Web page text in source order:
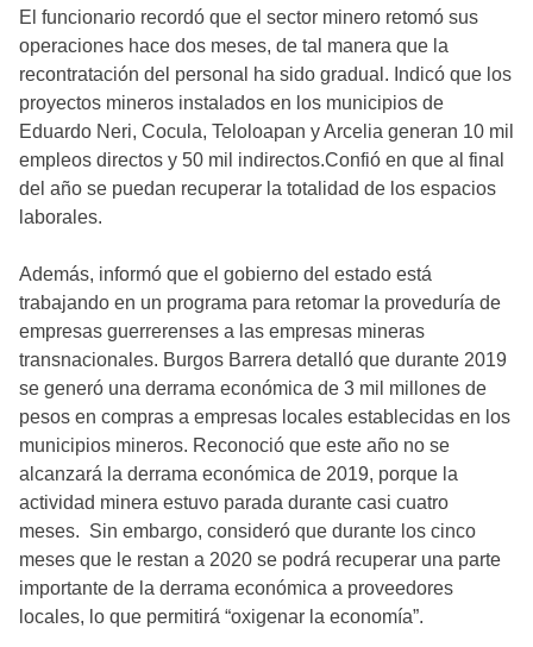
El funcionario recordó que el sector minero retomó sus
operaciones hace dos meses, de tal manera que la
recontratación del personal ha sido gradual. Indicó que los
proyectos mineros instalados en los municipios de
Eduardo Neri, Cocula, Teloloapan y Arcelia generan 10 mil
empleos directos y 50 mil indirectos.Confió en que al final
del año se puedan recuperar la totalidad de los espacios
laborales.
Además, informó que el gobierno del estado está
trabajando en un programa para retomar la proveduría de
empresas guerrerenses a las empresas mineras
transnacionales. Burgos Barrera detalló que durante 2019
se generó una derrama económica de 3 mil millones de
pesos en compras a empresas locales establecidas en los
municipios mineros. Reconoció que este año no se
alcanzará la derrama económica de 2019, porque la
actividad minera estuvo parada durante casi cuatro
meses. Sin embargo, consideró que durante los cinco
meses que le restan a 2020 se podrá recuperar una parte
importante de la derrama económica a proveedores
locales, lo que permitirá “oxigenar la economía”.